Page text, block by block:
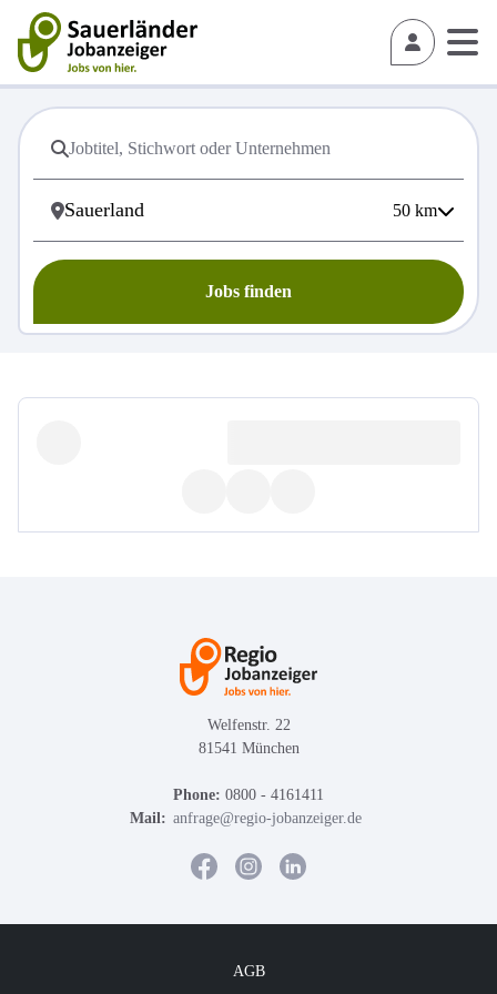
50 km
Jobs finden
Welfenstr. 22
81541 München
Phone: 0800 - 4161411
Mail: anfrage@regio-jobanzeiger.de
AGB